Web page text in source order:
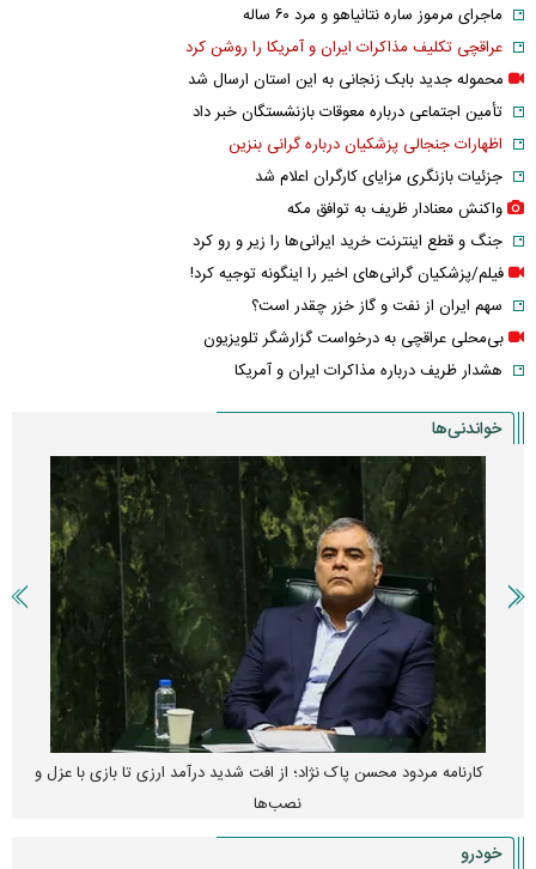
ماجرای مرموز ساره نتانیاهو و مرد ۶۰ ساله
عراقچی تکلیف مذاکرات ایران و آمریکا را روشن کرد
محموله جدید بابک زنجانی به این استان ارسال شد
تأمین اجتماعی درباره معوقات بازنشستگان خبر داد
اظهارات جنجالی پزشکیان درباره گرانی بنزین
جزئیات بازنگری مزایای کارگران اعلام شد
واکنش معنادار ظریف به توافق مکه
جنگ و قطع اینترنت خرید ایرانی‌ها را زیر و رو کرد
فیلم/پزشکیان گرانی‌های اخیر را اینگونه توجیه کرد!
سهم ایران از نفت و گاز خزر چقدر است؟
بی‌محلی عراقچی به درخواست گزارشگر تلویزیون
هشدار ظریف درباره مذاکرات ایران و آمریکا
خواندنی‌ها
کارنامه مردود محسن پاک‌ نژاد؛ از افت شدید درآمد ارزی تا بازی با عزل و
نصب‌ها
خودرو